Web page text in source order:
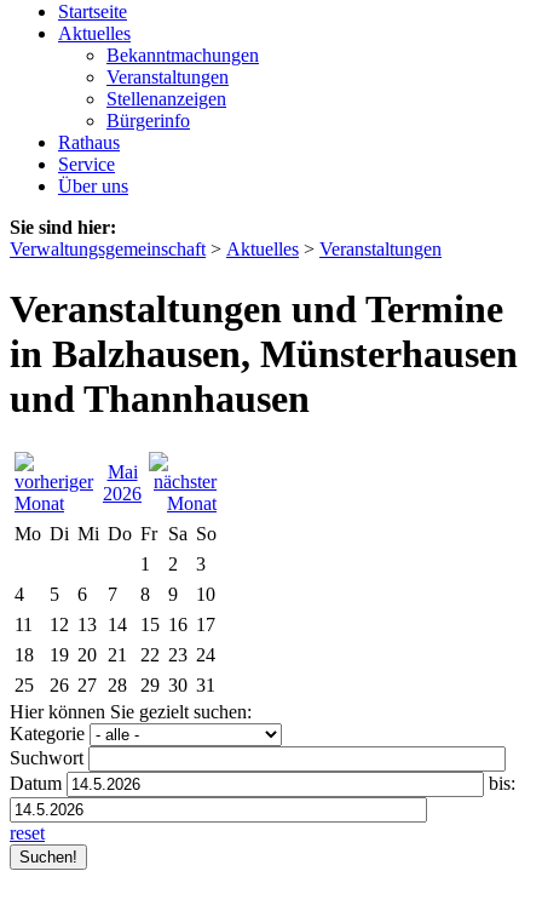
Startseite
Aktuelles
Bekanntmachungen
Veranstaltungen
Stellenanzeigen
Bürgerinfo
Rathaus
Service
Über uns
Sie sind hier:
Verwaltungsgemeinschaft > Aktuelles > Veranstaltungen
Veranstaltungen und Termine
in Balzhausen, Münsterhausen
und Thannhausen
Mai
2026
Mo Di Mi Do Fr Sa So
1
2
3
4
5 6 7 8 9
10
11
12 13 14 15 16 17
18
19 20 21 22 23 24
25
26 27 28 29 30 31
Hier können Sie gezielt suchen:
Kategorie
Suchwort
Datum
bis:
reset